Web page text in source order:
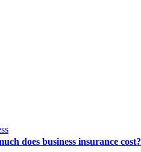
does business insurance cost?